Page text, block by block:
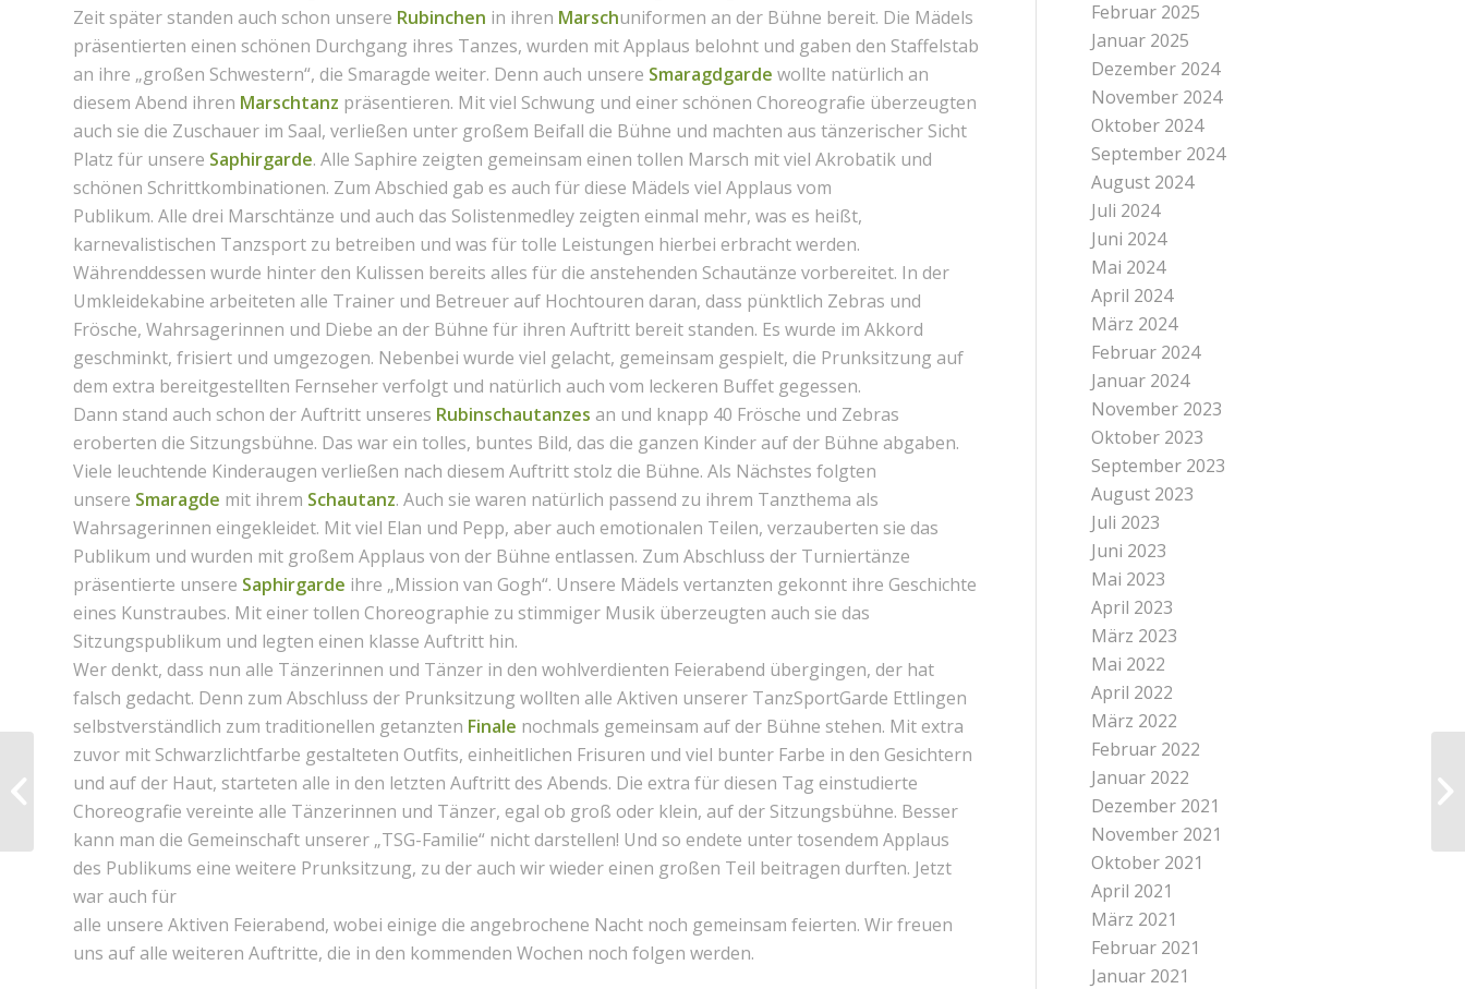
Zeit später standen auch schon unsere Rubinchen in ihren Marschuniformen an der Bühne bereit. Die Mädels
präsentierten einen schönen Durchgang ihres Tanzes, wurden mit Applaus belohnt und gaben den Staffelstab
an ihre „großen Schwestern“, die Smaragde weiter. Denn auch unsere Smaragdgarde wollte natürlich an
diesem Abend ihren Marschtanz präsentieren. Mit viel Schwung und einer schönen Choreografie überzeugten
auch sie die Zuschauer im Saal, verließen unter großem Beifall die Bühne und machten aus tänzerischer Sicht
Platz für unsere Saphirgarde. Alle Saphire zeigten gemeinsam einen tollen Marsch mit viel Akrobatik und
schönen Schrittkombinationen. Zum Abschied gab es auch für diese Mädels viel Applaus vom
Publikum. Alle drei Marschtänze und auch das Solistenmedley zeigten einmal mehr, was es heißt,
karnevalistischen Tanzsport zu betreiben und was für tolle Leistungen hierbei erbracht werden.
Währenddessen wurde hinter den Kulissen bereits alles für die anstehenden Schautänze vorbereitet. In der
Umkleidekabine arbeiteten alle Trainer und Betreuer auf Hochtouren daran, dass pünktlich Zebras und
Frösche, Wahrsagerinnen und Diebe an der Bühne für ihren Auftritt bereit standen. Es wurde im Akkord
geschminkt, frisiert und umgezogen. Nebenbei wurde viel gelacht, gemeinsam gespielt, die Prunksitzung auf
dem extra bereitgestellten Fernseher verfolgt und natürlich auch vom leckeren Buffet gegessen.
Dann stand auch schon der Auftritt unseres Rubinschautanzes an und knapp 40 Frösche und Zebras
eroberten die Sitzungsbühne. Das war ein tolles, buntes Bild, das die ganzen Kinder auf der Bühne abgaben.
Viele leuchtende Kinderaugen verließen nach diesem Auftritt stolz die Bühne. Als Nächstes folgten
unsere Smaragde mit ihrem Schautanz. Auch sie waren natürlich passend zu ihrem Tanzthema als
Wahrsagerinnen eingekleidet. Mit viel Elan und Pepp, aber auch emotionalen Teilen, verzauberten sie das
Publikum und wurden mit großem Applaus von der Bühne entlassen. Zum Abschluss der Turniertänze
präsentierte unsere Saphirgarde ihre „Mission van Gogh“. Unsere Mädels vertanzten gekonnt ihre Geschichte
eines Kunstraubes. Mit einer tollen Choreographie zu stimmiger Musik überzeugten auch sie das
Sitzungspublikum und legten einen klasse Auftritt hin.
Wer denkt, dass nun alle Tänzerinnen und Tänzer in den wohlverdienten Feierabend übergingen, der hat
falsch gedacht. Denn zum Abschluss der Prunksitzung wollten alle Aktiven unserer TanzSportGarde Ettlingen
selbstverständlich zum traditionellen getanzten Finale nochmals gemeinsam auf der Bühne stehen. Mit extra
zuvor mit Schwarzlichtfarbe gestalteten Outfits, einheitlichen Frisuren und viel bunter Farbe in den Gesichtern
und auf der Haut, starteten alle in den letzten Auftritt des Abends. Die extra für diesen Tag einstudierte
Choreografie vereinte alle Tänzerinnen und Tänzer, egal ob groß oder klein, auf der Sitzungsbühne. Besser
kann man die Gemeinschaft unserer „TSG-Familie“ nicht darstellen! Und so endete unter tosendem Applaus
des Publikums eine weitere Prunksitzung, zu der auch wir wieder einen großen Teil beitragen durften. Jetzt
war auch für
alle unsere Aktiven Feierabend, wobei einige die angebrochene Nacht noch gemeinsam feierten. Wir freuen
uns auf alle weiteren Auftritte, die in den kommenden Wochen noch folgen werden.
Februar 2025
Januar 2025
Dezember 2024
November 2024
Oktober 2024
September 2024
August 2024
Juli 2024
Juni 2024
Mai 2024
April 2024
März 2024
Februar 2024
Januar 2024
November 2023
Oktober 2023
September 2023
August 2023
Juli 2023
Juni 2023
Mai 2023
April 2023
März 2023
Mai 2022
April 2022
März 2022
Februar 2022
Januar 2022
Dezember 2021
November 2021
Oktober 2021
April 2021
März 2021
Februar 2021
Januar 2021